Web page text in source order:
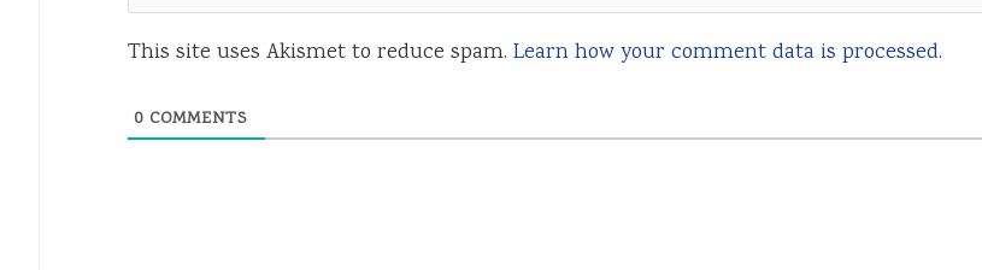
This site uses Akismet to reduce spam. Learn how your comment data is processed.
0 COMMENTS